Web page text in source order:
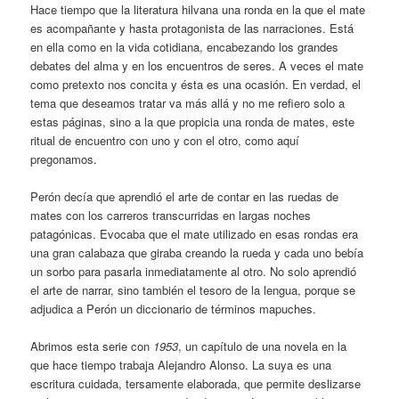
Hace tiempo que la literatura hilvana una ronda en la que el mate
es acompañante y hasta protagonista de las narraciones. Está
en ella como en la vida cotidiana, encabezando los grandes
debates del alma y en los encuentros de seres. A veces el mate
como pretexto nos concita y ésta es una ocasión. En verdad, el
tema que deseamos tratar va más allá y no me refiero solo a
estas páginas, sino a la que propicia una ronda de mates, este
ritual de encuentro con uno y con el otro, como aquí
pregonamos.
Perón decía que aprendió el arte de contar en las ruedas de
mates con los carreros transcurridas en largas noches
patagónicas. Evocaba que el mate utilizado en esas rondas era
una gran calabaza que giraba creando la rueda y cada uno bebía
un sorbo para pasarla inmediatamente al otro. No solo aprendió
el arte de narrar, sino también el tesoro de la lengua, porque se
adjudica a Perón un diccionario de términos mapuches.
Abrimos esta serie con 1953, un capítulo de una novela en la
que hace tiempo trabaja Alejandro Alonso. La suya es una
escritura cuidada, tersamente elaborada, que permite deslizarse